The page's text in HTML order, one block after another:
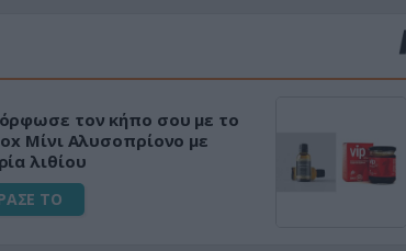
τον κήπο σου με το
Μίνι Αλυσοπρίονο με
λιθίου
ΤΟ